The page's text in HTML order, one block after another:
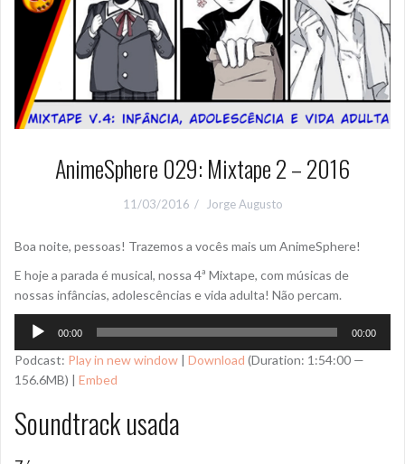
AnimeSphere 029: Mixtape 2 – 2016
11/03/2016 Jorge Augusto
Boa noite, pessoas! Trazemos a vocês mais um AnimeSphere!
E hoje a parada é musical, nossa 4ª Mixtape, com músicas de
nossas infâncias, adolescências e vida adulta! Não percam.
Tocador
áudio
00:00 00:00
Podcast: Play in new window | Download (Duration: 1:54:00 —
156.6MB) | Embed
Soundtrack usada